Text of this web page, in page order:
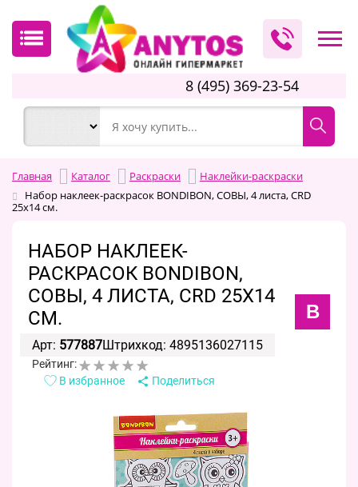
8 (495) 369-23-54
Главная Каталог Раскраски
Наклейки-раскраски
Набор наклеек-раскрасок BONDIBON, СОВЫ, 4 листа, CRD
25х14 см.
НАБОР НАКЛЕЕК-
РАСКРАСОК BONDIBON,
СОВЫ, 4 ЛИСТА, CRD 25Х14
СМ.
B
Арт: 577887Штрихкод: 4895136027115
Рейтинг:
В избранное
Поделиться